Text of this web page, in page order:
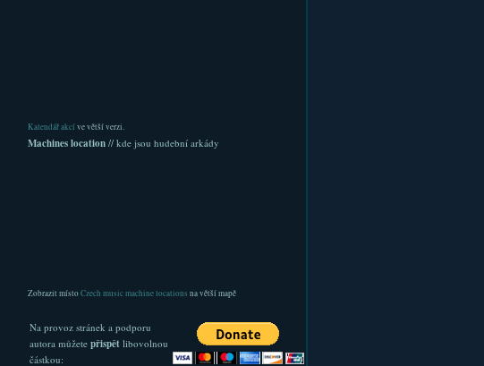
Kalendář akcíve větší verzi.
Machines location// kde jsou hudební arkády
Zobrazit místoCzech music machine locations na větší mapě
Na provoz stránek a podporu
autora můžete přispětlibovolnou
částkou: